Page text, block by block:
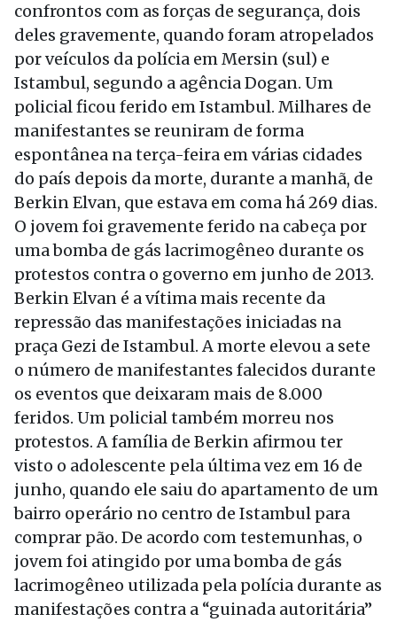
confrontos com as forças de segurança, dois
deles gravemente, quando foram atropelados
por veículos da polícia em Mersin (sul) e
Istambul, segundo a agência Dogan. Um
policial ficou ferido em Istambul. Milhares de
manifestantes se reuniram de forma
espontânea na terça-feira em várias cidades
do país depois da morte, durante a manhã, de
Berkin Elvan, que estava em coma há 269 dias.
O jovem foi gravemente ferido na cabeça por
uma bomba de gás lacrimogêneo durante os
protestos contra o governo em junho de 2013.
Berkin Elvan é a vítima mais recente da
repressão das manifestações iniciadas na
praça Gezi de Istambul. A morte elevou a sete
o número de manifestantes falecidos durante
os eventos que deixaram mais de 8.000
feridos. Um policial também morreu nos
protestos. A família de Berkin afirmou ter
visto o adolescente pela última vez em 16 de
junho, quando ele saiu do apartamento de um
bairro operário no centro de Istambul para
comprar pão. De acordo com testemunhas, o
jovem foi atingido por uma bomba de gás
lacrimogêneo utilizada pela polícia durante as
manifestações contra a “guinada autoritária”